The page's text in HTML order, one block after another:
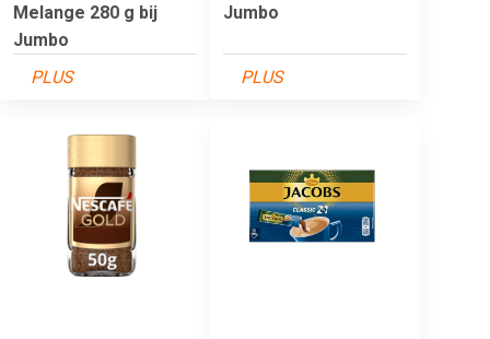
Melange 280 g bij
Jumbo
PLUS
Jumbo
PLUS